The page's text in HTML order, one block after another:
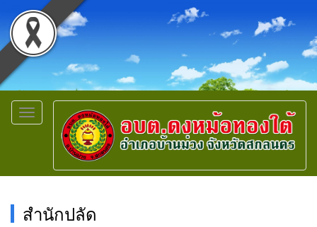
Toggle
navigation
สำนักปลัด